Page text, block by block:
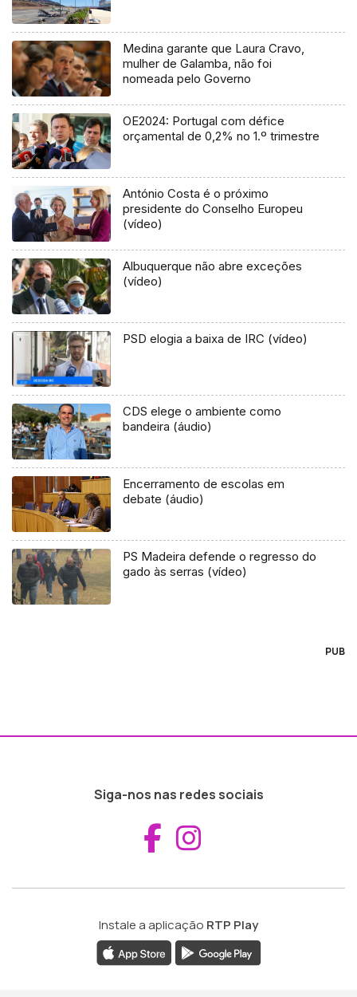
Medina garante que Laura Cravo,
mulher de Galamba, não foi
nomeada pelo Governo
OE2024: Portugal com défice
orçamental de 0,2% no 1.º trimestre
António Costa é o próximo
presidente do Conselho Europeu
(vídeo)
Albuquerque não abre exceções
(vídeo)
PSD elogia a baixa de IRC (vídeo)
CDS elege o ambiente como
bandeira (áudio)
Encerramento de escolas em
debate (áudio)
PS Madeira defende o regresso do
gado às serras (vídeo)
PUB
Siga-nos nas redes sociais
Aceder ao
Instale a aplicação RTP Play